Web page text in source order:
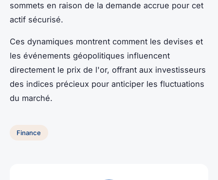
sommets en raison de la demande accrue pour cet
actif sécurisé.
Ces dynamiques montrent comment les devises et
les événements géopolitiques influencent
directement le prix de l'or, offrant aux investisseurs
des indices précieux pour anticiper les fluctuations
du marché.
Finance